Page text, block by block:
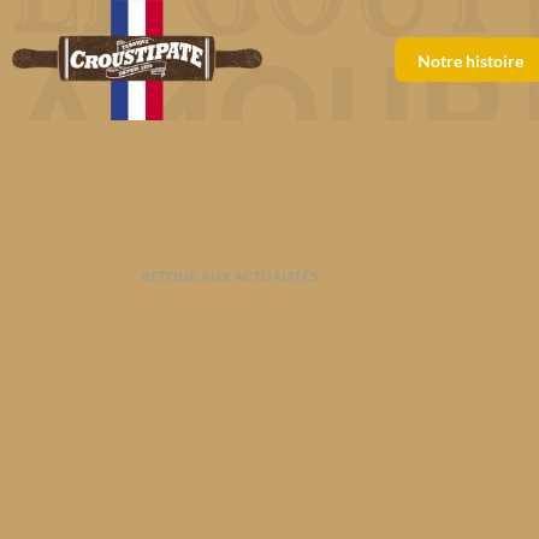
Notre histoire
RETOUR AUX ACTUALITÉS